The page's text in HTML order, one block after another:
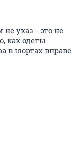
указ - это не
как одеты
в шортах вправе